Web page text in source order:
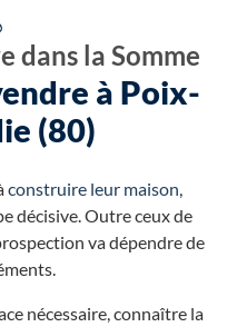
dans la Somme
à Poix-
(80)
construire leur maison,
décisive. Outre ceux de
va dépendre de
nécessaire, connaître la